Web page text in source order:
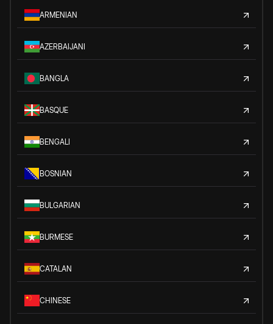
ARMENIAN
AZERBAIJANI
BANGLA
BASQUE
BENGALI
BOSNIAN
BULGARIAN
BURMESE
CATALAN
CHINESE